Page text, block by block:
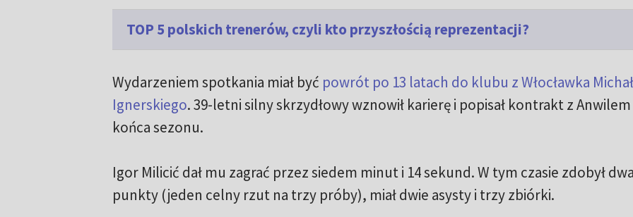
TOP 5 polskich trenerów, czyli kto przyszłością reprezentacji?
Wydarzeniem spotkania miał być powrót po 13 latach do klubu z Włocławka
Ignerskiego. 39-letni silny skrzydłowy wznowił karierę i popisał kontrakt z
końca sezonu.
Igor Milicić dał mu zagrać przez siedem minut i 14 sekund. W tym czasie zdobył dwa
punkty (jeden celny rzut na trzy próby), miał dwie asysty i trzy zbiórki.